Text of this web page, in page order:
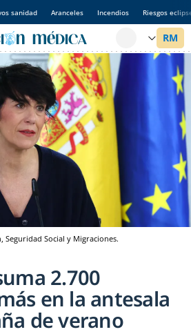
sanidad Aranceles Incendios Riesgos
Seguridad Social y Migraciones.
2.700
en la antesala
de verano